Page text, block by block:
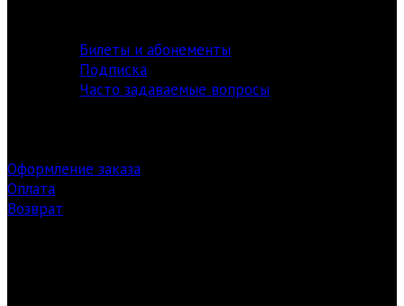
Билеты и абонементы
Подписка
Часто задаваемые вопросы
Оформление заказа
Оплата
Возврат